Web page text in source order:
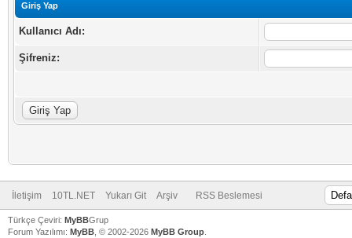
Giriş Yap
Kullanıcı Adı:
Şifreniz:
İletişim 10TL.NET Yukarı Git Arşiv RSS Beslemesi
Türkçe Çeviri: MyBBGrup
Forum Yazılımı: MyBB , © 2002-2026 MyBB Group